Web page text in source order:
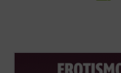
¿Quién era Leo Strauss y qué decía
exactamente? Hay quienes se jactan de